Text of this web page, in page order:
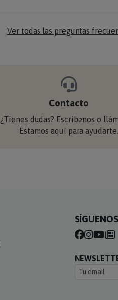
Ver todas las preguntas
Contacto
¿Tienes dudas? Escríbenos o
Estamos aquí para ayudarte.
SÍGUENOS